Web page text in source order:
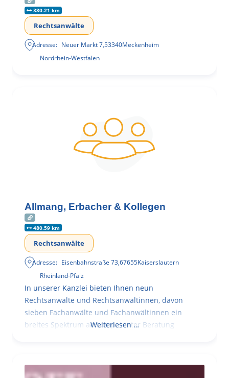
380.21 km
Rechtsanwälte
Adresse: Neuer Markt 7,53340Meckenheim
Nordrhein-Westfalen
Allmang, Erbacher & Kollegen
480.59 km
Rechtsanwälte
Adresse: Eisenbahnstraße 73,67655Kaiserslautern
Rheinland-Pfalz
In unserer Kanzlei bieten Ihnen neun
Rechtsanwälte und Rechtsanwältinnen, davon
sieben Fachanwälte und Fachanwältinnen ein
breites Spektrum an kompetenter Beratung
Weiterlesen …